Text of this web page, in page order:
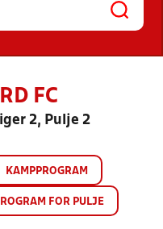
FC
2, Pulje 2
KAMPPROGRAM
FOR PULJE